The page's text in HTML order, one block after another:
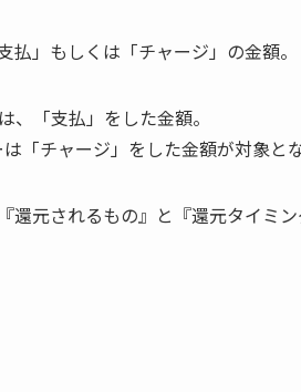
払」もしくは「チャージ」の金額。
、「支払」をした金額。
「チャージ」をした金額が対象とな
還元されるもの』と『還元タイミ